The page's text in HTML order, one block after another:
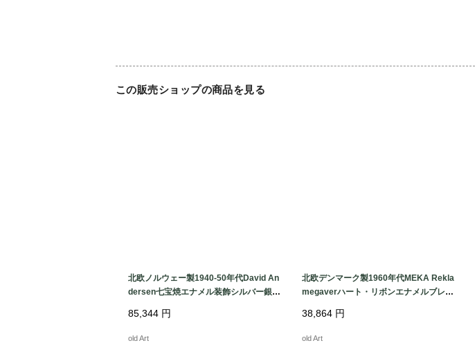
この販売ショップの商品を見る
北欧ノルウェー製1940-50年代David An
dersen七宝焼エナメル装飾シルバー銀製
85,344 円
old Art
北欧デンマーク製1960年代MEKA Rekla
megaverハート・リボンエナメルブレス
429】 @
38,864 円
old Art